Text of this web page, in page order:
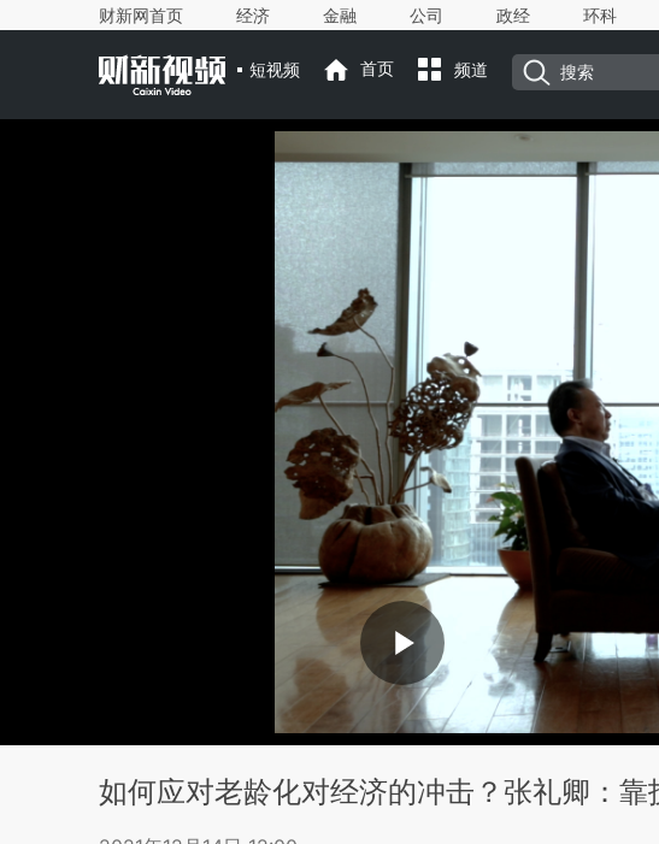
财新网首页 经济 金融 公司 政经 环科
短视频 首页 频道
如何应对老龄化对经济的冲击？张礼卿：靠